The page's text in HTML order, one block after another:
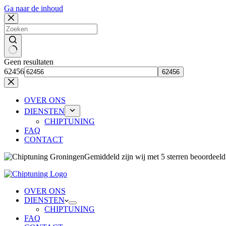
Ga naar de inhoud
Geen resultaten
62456
OVER ONS
DIENSTEN
CHIPTUNING
FAQ
CONTACT
Gemiddeld zijn wij
OVER ONS
DIENSTEN
CHIPTUNING
FAQ